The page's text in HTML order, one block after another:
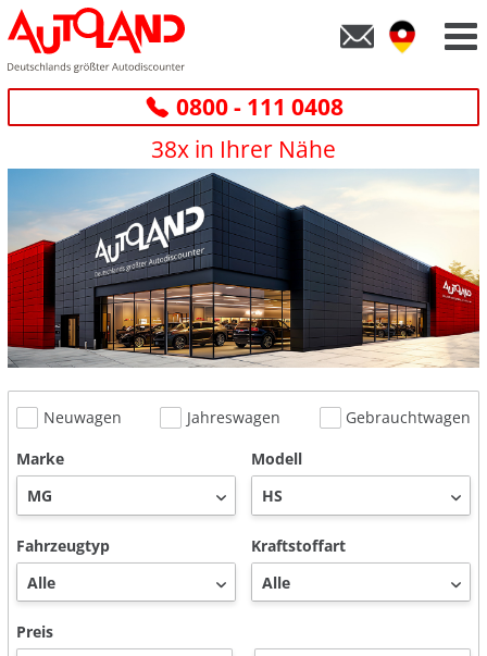
0800 - 111 0408
38x in Ihrer Nähe
Neuwagen Jahreswagen
Gebrauchtwagen
Marke
Modell
Fahrzeugtyp Kraftstoffart
Preis